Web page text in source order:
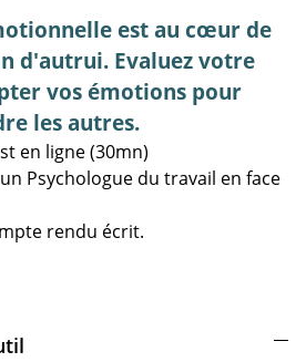
est au cœur de
d'autrui. Evaluez votre
vos émotions pour
les autres.
en ligne (30mn)
Psychologue du travail en face
rendu écrit.